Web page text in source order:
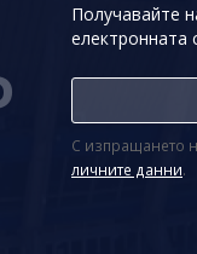
Получавайте
електронната
С изпращането
личните данни.